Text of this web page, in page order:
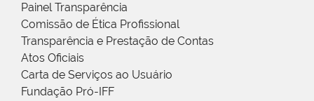
Painel Transparência
Comissão de Ética Profissional
Transparência e Prestação de Contas
Atos Oficiais
Carta de Serviços ao Usuário
Fundação Pró-IFF